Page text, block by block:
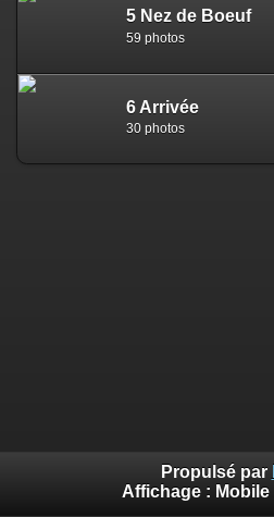
5 Nez de Boeuf
59 photos
6 Arrivée
30 photos
Propulsé par
Affichage : Mobile